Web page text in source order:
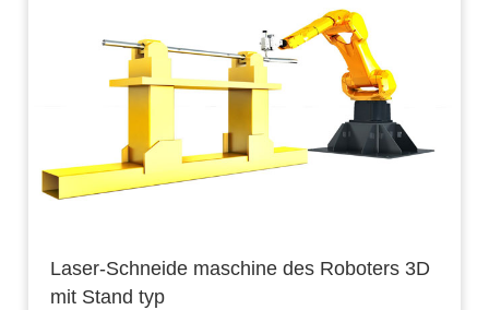
Laser-Schneide maschine des Roboters 3D
mit Stand typ